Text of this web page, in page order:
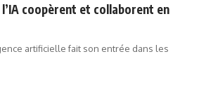
coopèrent et collaborent en
artificielle fait son entrée dans les